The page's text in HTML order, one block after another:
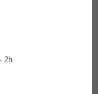
2h